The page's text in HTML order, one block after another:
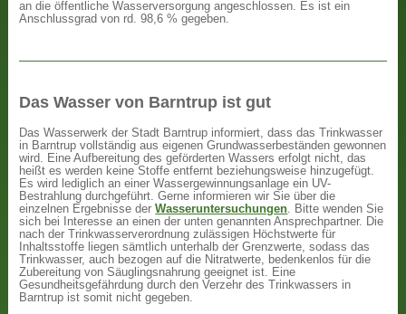
an die öffentliche Wasserversorgung angeschlossen. Es ist ein
Anschlussgrad von rd. 98,6 % gegeben.
Das Wasser von Barntrup ist gut
Das Wasserwerk der Stadt Barntrup informiert, dass das Trinkwasser
in Barntrup vollständig aus eigenen Grundwasserbeständen gewonnen
wird. Eine Aufbereitung des geförderten Wassers erfolgt nicht, das
heißt es werden keine Stoffe entfernt beziehungsweise hinzugefügt.
Es wird lediglich an einer Wassergewinnungsanlage ein UV-
Bestrahlung durchgeführt. Gerne informieren wir Sie über die
einzelnen Ergebnisse derWasseruntersuchungen . Bitte wenden Sie
sich bei Interesse an einen der unten genannten Ansprechpartner. Die
nach der Trinkwasserverordnung zulässigen Höchstwerte für
Inhaltsstoffe liegen sämtlich unterhalb der Grenzwerte, sodass das
Trinkwasser, auch bezogen auf die Nitratwerte, bedenkenlos für die
Zubereitung von Säuglingsnahrung geeignet ist. Eine
Gesundheitsgefährdung durch den Verzehr des Trinkwassers in
Barntrup ist somit nicht gegeben.